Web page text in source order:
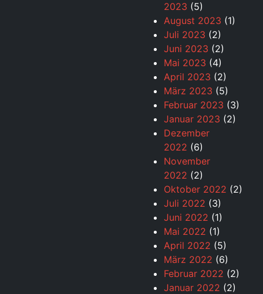
2023 (5)
August 2023 (1)
Juli 2023 (2)
Juni 2023 (2)
Mai 2023 (4)
April 2023 (2)
März 2023 (5)
Februar 2023 (3)
Januar 2023 (2)
Dezember
2022 (6)
November
2022 (2)
Oktober 2022 (2)
Juli 2022 (3)
Juni 2022 (1)
Mai 2022 (1)
April 2022 (5)
März 2022 (6)
Februar 2022 (2)
Januar 2022 (2)